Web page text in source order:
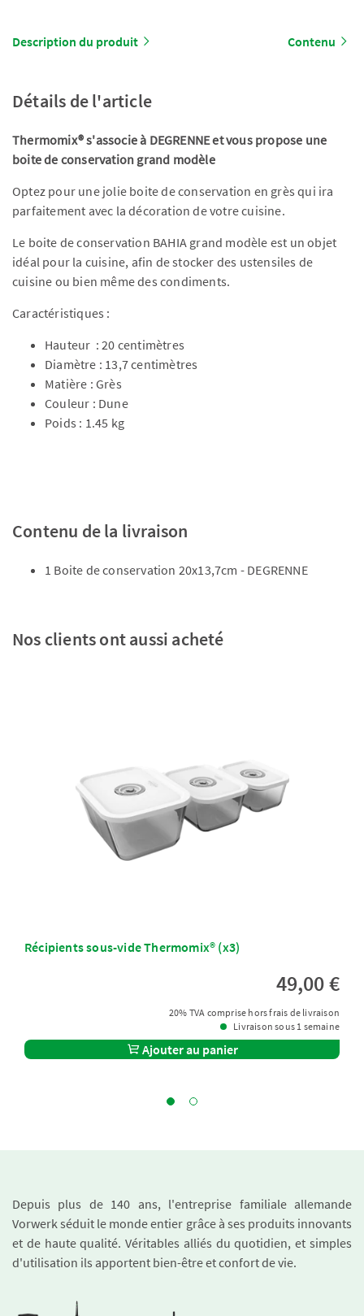
Description du produit Contenu
Détails de l'article
Thermomix® s'associe à DEGRENNE et vous propose une
boite de conservation grand modèle
Optez pour une jolie boite de conservation en grès qui ira
parfaitement avec la décoration de votre cuisine.
Le boite de conservation BAHIA grand modèle est un objet
idéal pour la cuisine, afin de stocker des ustensiles de
cuisine ou bien même des condiments.
Caractéristiques :
Hauteur : 20 centimètres
Diamètre : 13,7 centimètres
Matière : Grès
Couleur : Dune
Poids : 1.45 kg
Contenu de la livraison
1 Boite de conservation 20x13,7cm - DEGRENNE
Nos clients ont aussi acheté
Récipients sous-vide Thermomix® (x3)
49,00 €
20% TVA comprise hors frais de livraison
Livraison sous 1 semaine
Ajouter au panier
Depuis plus de 140 ans, l'entreprise familiale allemande
Vorwerk séduit le monde entier grâce à ses produits innovants
et de haute qualité. Véritables alliés du quotidien, et simples
d'utilisation ils apportent bien-être et confort de vie.